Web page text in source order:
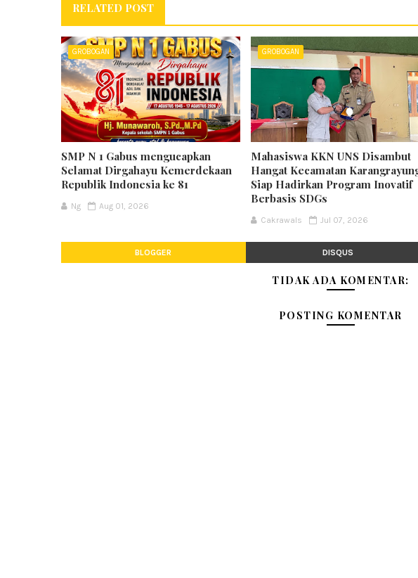
RELATED POST
GROBOGAN
SMP N 1 Gabus mengucapkan
Selamat Dirgahayu Kemerdekaan
Republik Indonesia ke 81
Ng Aug 01, 2026
GROBOGAN
Mahasiswa KKN UNS Disambut
Hangat Kecamatan
Siap Hadirkan Program Inovatif
Berbasis SDGs
Cakrawals Jul 07, 2026
BLOGGER DISQUS
TIDAK ADA KOMENTAR:
POSTING KOMENTAR